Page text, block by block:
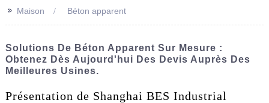
>> Maison Béton apparent
Solutions De Béton Apparent Sur Mesure :
Obtenez Dès Aujourd'hui Des Devis Auprès Des
Meilleures Usines.
Présentation de Shanghai BES Industrial